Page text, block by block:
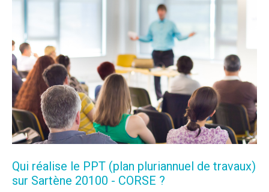
Qui réalise le PPT (plan pluriannuel de travaux)
sur Sartène 20100 - CORSE ?